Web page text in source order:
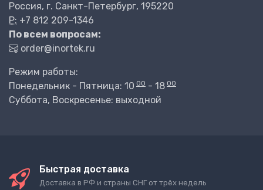
Россия, г. Санкт-Петербург, 195220
P: +7 812 209-1346
По всем вопросам:
order@inortek.ru
Режим работы:
Понедельник - Пятница: 10 00 - 18 00
Суббота, Воскресенье: выходной
Быстрая доставка
Доставка в РФ и страны СНГ от трёх недель